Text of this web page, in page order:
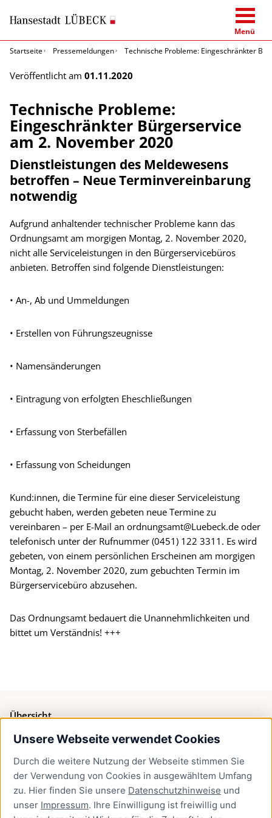
Unsere Webseite verwendet Cookies
Durch die weitere Nutzung der Webseite stimmen Sie
der Verwendung von Cookies in ausgewähltem Umfang
zu. Hier finden Sie unsere Datenschutzhinweise und
unser Impressum. Ihre Einwilligung ist freiwillig und
Menü
Startseite
Pressemeldungen Technische Probleme: Eingeschränkter
Veröffentlicht am 01.11.2020
Technische Probleme:
Eingeschränkter Bürgerservice
am 2. November 2020
Dienstleistungen des Meldewesens
betroffen – Neue Terminvereinbarung
notwendig
Aufgrund anhaltender technischer Probleme kann das
Ordnungsamt am morgigen Montag, 2. November 2020,
nicht alle Serviceleistungen in den Bürgerservicebüros
anbieten. Betroffen sind folgende Dienstleistungen:
• An-, Ab und Ummeldungen
• Erstellen von Führungszeugnisse
• Namensänderungen
• Eintragung von erfolgten Eheschließungen
• Erfassung von Sterbefällen
• Erfassung von Scheidungen
Kund:innen, die Termine für eine dieser Serviceleistung
gebucht haben, werden gebeten neue Termine zu
vereinbaren – per E-Mail an ordnungsamt@Luebeck.de oder
telefonisch unter der Rufnummer (0451) 122 3311. Es wird
gebeten, von einem persönlichen Erscheinen am morgigen
Montag, 2. November 2020, zum gebuchten Termin im
Bürgerservicebüro abzusehen.
Das Ordnungsamt bedauert die Unannehmlichkeiten und
bittet um Verständnis! +++
Übersicht
Bürgerservice
Presse
Newsletter Lübeck:kompakt
Kontakt